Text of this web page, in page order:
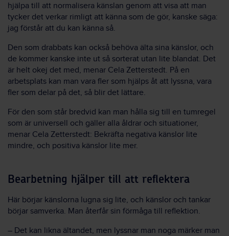
hjälpa till att normalisera känslan genom att visa att man
tycker det verkar rimligt att känna som de gör, kanske säga:
jag förstår att du kan känna så.
Den som drabbats kan också behöva älta sina känslor, och
de kommer kanske inte ut så sorterat utan lite blandat. Det
är helt okej det med, menar Cela Zetterstedt. På en
arbetsplats kan man vara fler som hjälps åt att lyssna, vara
fler som delar på det, så blir det lättare.
För den som står bredvid kan man hålla sig till en tumregel
som är universell och gäller alla åldrar och situationer,
menar Cela Zetterstedt: Bekräfta negativa känslor lite
mindre, och positiva känslor lite mer.
Bearbetning hjälper till att reflektera
Här börjar känslorna lugna sig lite, och känslor och tankar
börjar samverka. Man återfår sin förmåga till reflektion.
– Det kan likna ältandet, men lyssnar man noga märker man